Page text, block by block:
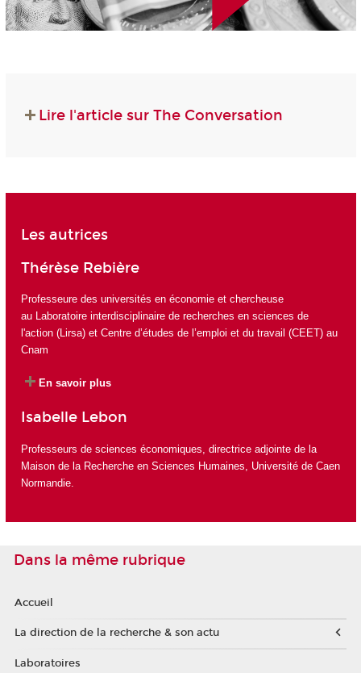
Lire l'article sur The Conversation
Les autrices
Thérèse Rebière
Professeure des universités en économie et chercheuse
au Laboratoire interdisciplinaire de recherches en sciences de
l'action (Lirsa)et Centre d’études de l’emploi et du travail (CEET)au
Cnam
En savoir plus
Isabelle Lebon
Professeurs de sciences économiques, directrice adjointe de la
Maison de la Recherche en Sciences Humaines, Université de Caen
Normandie.
Dans la même rubrique
Accueil
La direction de la recherche & son actu
Laboratoires